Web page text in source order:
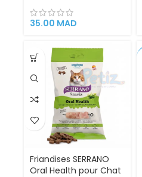
35.00 MAD
Friandises SERRANO
Oral Health pour Chat